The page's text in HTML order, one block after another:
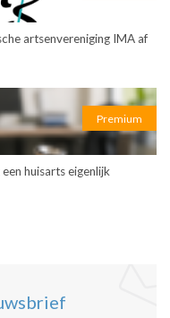
artsenvereniging IMA af
Premium
huisarts eigenlijk